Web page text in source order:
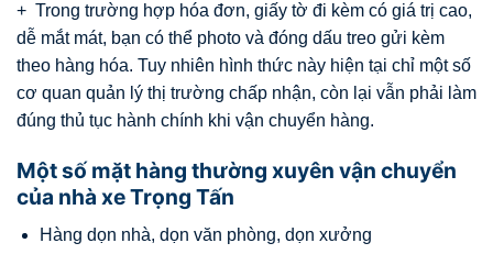
+ Trong trường hợp hóa đơn, giấy tờ đi kèm có giá trị cao,
dễ mắt mát, bạn có thể photo và đóng dấu treo gửi kèm
theo hàng hóa. Tuy nhiên hình thức này hiện tại chỉ một số
cơ quan quản lý thị trường chấp nhận, còn lại vẫn phải làm
đúng thủ tục hành chính khi vận chuyển hàng.
Một số mặt hàng thường xuyên vận chuyển
của nhà xe Trọng Tấn
Hàng dọn nhà, dọn văn phòng, dọn xưởng